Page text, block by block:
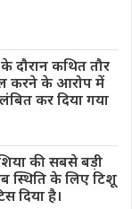
के दौरान कथित तौर
करने के आरोप में
कर दिया गया
की सबसे बड़ी
स्थिति के लिए टिशू
दिया है।